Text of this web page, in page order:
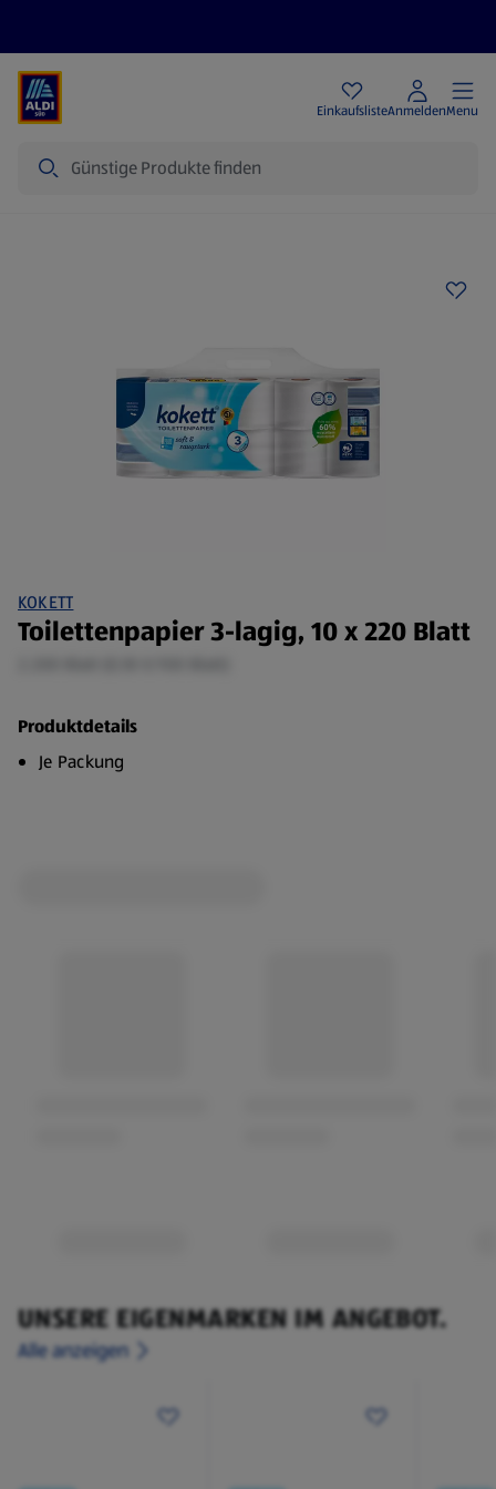
EinkaufslisteAnmeldenMenu
KOKETT
Toilettenpapier 3-lagig, 10 x 220 Blatt
Produktdetails
Je Packung
UNSERE EIGENMARKEN IM ANGEBOT.
Alle anzeigen